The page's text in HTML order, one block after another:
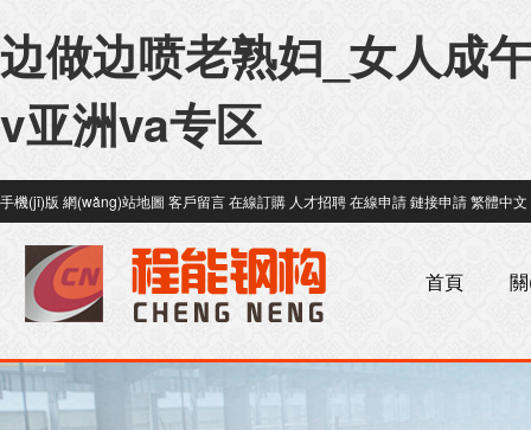
边做边喷老熟妇_女人成
v亚洲va专区
手機(jī)版 網(wǎng)站地圖 客戶留言在線訂購 人才招聘在線申請鏈接申請繁體中文
首頁